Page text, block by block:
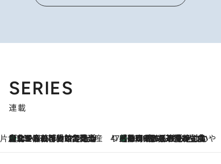
SERIES
連載
片倉真理のときめく台湾土産
2026.8.5
台北からちょっと足を延ばして嘉義へ！ マジョリカタイルの博物館で見つけたレトロ可愛い台湾土産 47都道府県の手みやげ ひんやりスイーツで夏を満喫
2026.8.5
【静岡県】この夏絶対食べたい 冷やしておいしいおやつ3選 お茶香る生食感のふるふるゼリー